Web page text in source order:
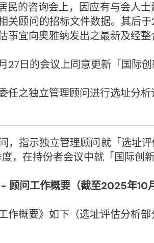
民的咨询会上，因应有与会人
关顾问的招标文件数据。其后
事宜向奥雅纳发出之最新及经整
日的会议上同意更新「国际
任之独立管理顾问进行选址分析
，指示独立管理顾问就「选址
，在持份者会议中就「国际创
顾问工作概要（截至2025年10
作概要》如下（选址评估分析部